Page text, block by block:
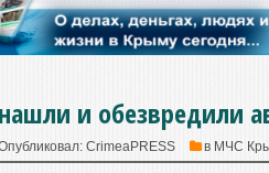
и обезвредили
CrimeaPRESS в МЧС